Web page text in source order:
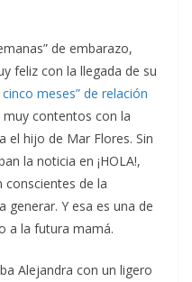
de embarazo,
feliz con la llegada de su
cinco meses” de relación
muy contentos con la
el hijo de Mar Flores. Sin
la noticia en ¡HOLA!,
de la
generar. Y esa es una de
a la futura mamá.
Alejandra con un ligero